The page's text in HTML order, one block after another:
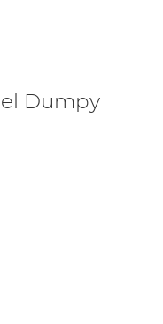
Dumpy